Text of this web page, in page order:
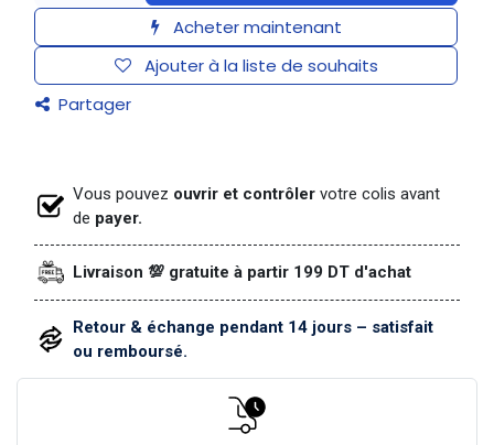
Acheter maintenant
Ajouter à la liste de souhaits
Partager
Vous pouvez ouvrir et contrôler votre colis avant
de payer.
Livraison 💯 gratuite à partir 199 DT d'achat
Retour & échange pendant 14 jours – satisfait
ou remboursé.